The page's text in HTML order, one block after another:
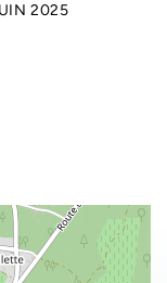
2025